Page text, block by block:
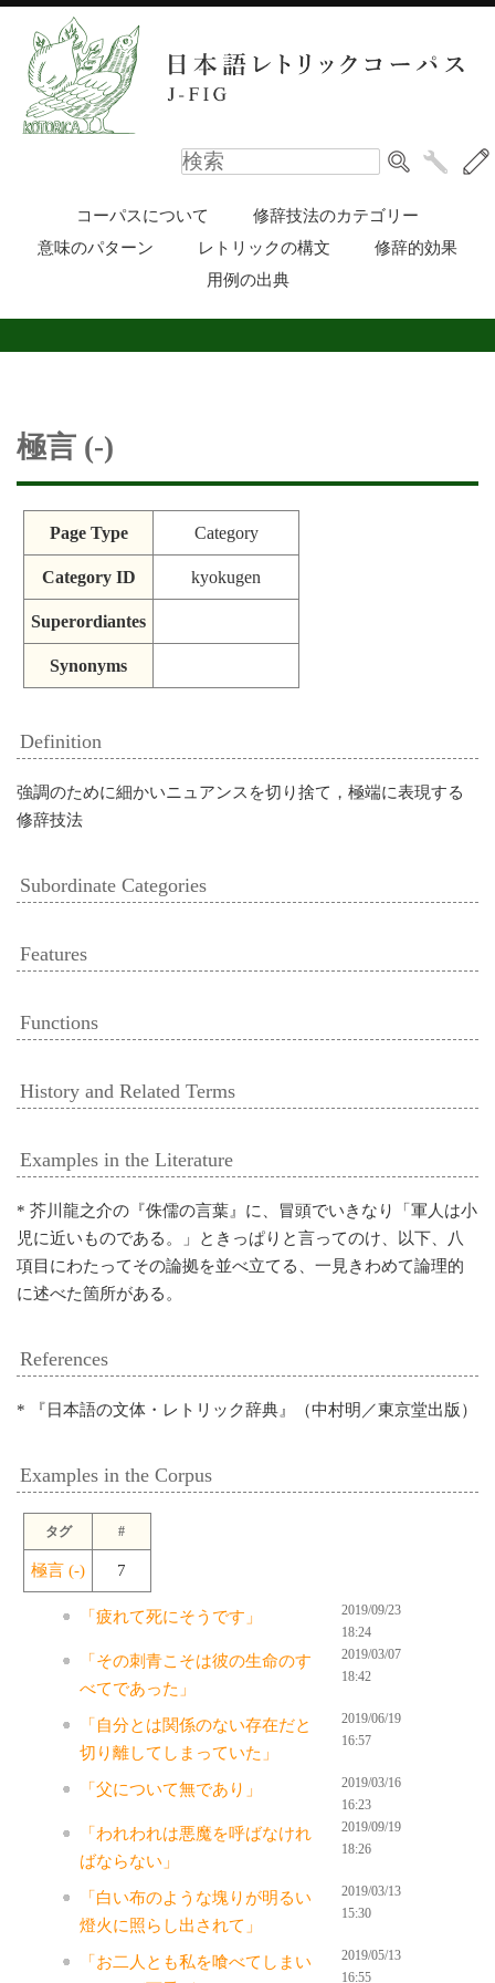
コーパスについて
修辞技法のカテゴリー
意味のパターン
レトリックの構文
修辞的効果
用例の出典
極言 (-)
Page Type Category
Category ID kyokugen
Superordiantes
Synonyms
Definition
強調のために細かいニュアンスを切り捨て，極端に表現する
修辞技法
Subordinate Categories
Features
Functions
History and Related Terms
Examples in the Literature
* 芥川龍之介の『侏儒の言葉』に、冒頭でいきなり「軍人は小
児に近いものである。」ときっぱりと言ってのけ、以下、八
項目にわたってその論拠を並べ立てる、一見きわめて論理的
に述べた箇所がある。
References
* 『日本語の文体・レトリック辞典』（中村明／東京堂出版）
Examples in the Corpus
タグ #
極言 (-) 7
「疲れて死にそうです」
2019/09/23
18:24
「その刺青こそは彼の生命のす
べてであった」
2019/03/07
18:42
「自分とは関係のない存在だと
切り離してしまっていた」
2019/06/19
16:57
「父について無であり」
2019/03/16
16:23
「われわれは悪魔を呼ばなけれ
ばならない」
2019/09/19
18:26
「白い布のような塊りが明るい
燈火に照らし出されて」
2019/03/13
15:30
「お二人とも私を喰べてしまい
2019/05/13
16:55